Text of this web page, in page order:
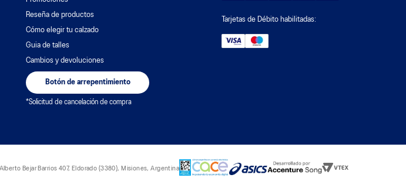
Reseña de productos
Cómo elegir tu calzado
Guia de talles
Cambios y devoluciones
Botón de arrepentimiento
*Solicitud de cancelación de compra
Tarjetas de Débito habilitadas:
Bejar Barrios 407, Eldorado (3380), Misiones, Argentina